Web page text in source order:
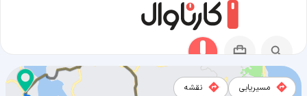
مسیریابی نقشه